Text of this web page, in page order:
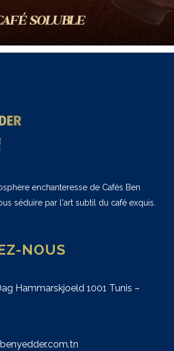
enchanteresse de Cafés Ben
séduire par l'art subtil du café exquis.
NOUS
Hammarskjoeld 1001 Tunis –